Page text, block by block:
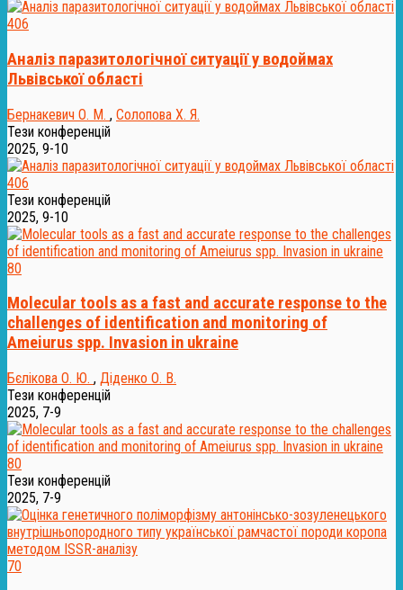
406
Аналіз паразитологічної ситуації у водоймах
Львівської області
Бернакевич О. М. , Солопова Х. Я.
Тези конференцій
2025, 9-10
406
Тези конференцій
2025, 9-10
80
Molecular tools as a fast and accurate response to the
challenges of identification and monitoring of
Ameiurus spp. Invasion in ukraine
Бєлікова О. Ю. , Діденко О. В.
Тези конференцій
2025, 7-9
80
Тези конференцій
2025, 7-9
70